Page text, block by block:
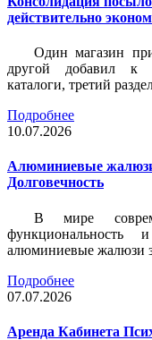
действительно
Один магазин
другой добавил к
каталоги, третий
Подробнее
10.07.2026
Алюминиевые
Долговечность
В мире
алюминиевые жалюзи
Подробнее
07.07.2026
Аренда Кабинета